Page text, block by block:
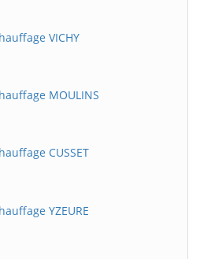
VICHY
MOULINS
CUSSET
YZEURE